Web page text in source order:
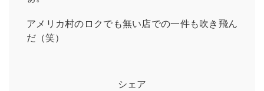
アメリカ村のロクでも無い店での一件も吹き飛ん
だ（笑）
シェア